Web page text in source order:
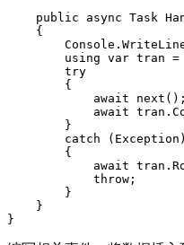
public async Task
    {
using var tran
        try
        {
            await next();
await
        }
        catch (Exception)
        {
await
            throw;
        }
    }
}